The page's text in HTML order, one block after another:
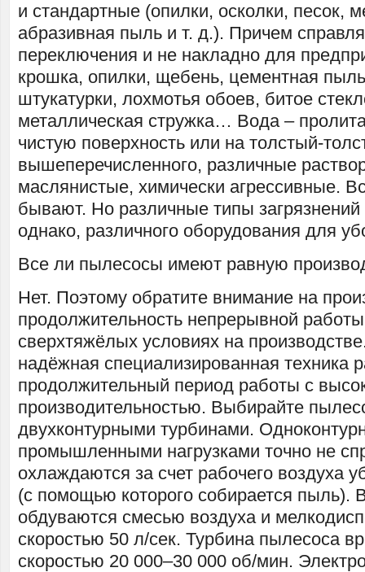
и стандартные (опилки, осколки, песок,
абразивная пыль и т. д.). Причем
переключения и не накладно для
крошка, опилки, щебень, цементная пыль
штукатурки, лохмотья обоев, битое
металлическая стружка… Вода –
чистую поверхность или на толстый-
вышеперечисленного, различные
маслянистые, химически агрессивные.
бывают. Но различные типы
однако, различного оборудования для
Все ли пылесосы имеют равную
Нет. Поэтому обратите внимание на
продолжительность непрерывной
сверхтяжёлых условиях на
надёжная специализированная техника
продолжительный период работы с
производительностью. Выбирайте
двухконтурными турбинами.
промышленными нагрузками точно не
охлаждаются за счет рабочего воздуха
(с помощью которого собирается пыль).
обдуваются смесью воздуха и
скоростью 50 л/сек. Турбина пылесоса
скоростью 20 000–30 000 об/мин.